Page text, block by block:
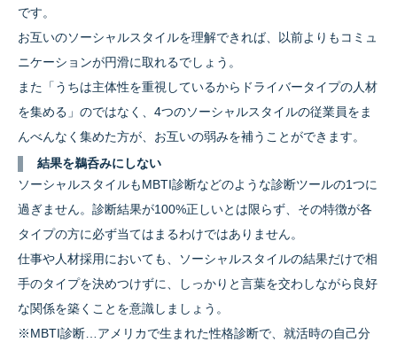
です。
お互いのソーシャルスタイルを理解できれば、以前よりもコミュ
ニケーションが円滑に取れるでしょう。
また「うちは主体性を重視しているからドライバータイプの人材
を集める」のではなく、4つのソーシャルスタイルの従業員をま
んべんなく集めた方が、お互いの弱みを補うことができます。
結果を鵜呑みにしない
ソーシャルスタイルもMBTI診断などのような診断ツールの1つに
過ぎません。診断結果が100%正しいとは限らず、その特徴が各
タイプの方に必ず当てはまるわけではありません。
仕事や人材採用においても、ソーシャルスタイルの結果だけで相
手のタイプを決めつけずに、しっかりと言葉を交わしながら良好
な関係を築くことを意識しましょう。
※MBTI診断…アメリカで生まれた性格診断で、就活時の自己分